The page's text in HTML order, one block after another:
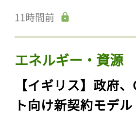
11時間前
エネルギー・資源
【イギリス】政府
ト向け新契約モデ